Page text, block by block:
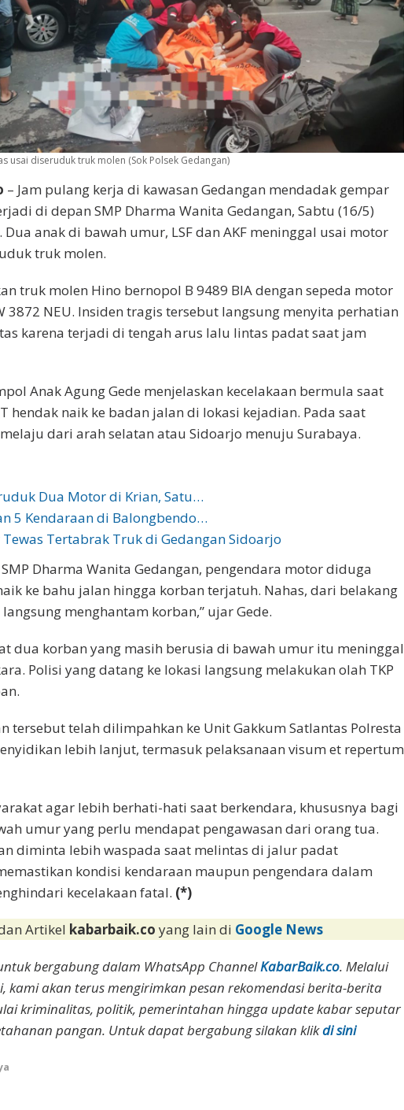
usai diseruduk truk molen (Sok Polsek Gedangan)
– Jam pulang kerja di kawasan Gedangan mendadak gempar
di depan SMP Dharma Wanita Gedangan, Sabtu (16/5)
anak di bawah umur, LSF dan AKF meninggal usai motor
truk molen.
truk molen Hino bernopol B 9489 BIA dengan sepeda motor
3872 NEU. Insiden tragis tersebut langsung menyita perhatian
karena terjadi di tengah arus lalu lintas padat saat jam
Anak Agung Gede menjelaskan kecelakaan bermula saat
hendak naik ke badan jalan di lokasi kejadian. Pada saat
dari arah selatan atau Sidoarjo menuju Surabaya.
Dua Motor di Krian, Satu…
5 Kendaraan di Balongbendo…
Tewas Tertabrak Truk di Gedangan Sidoarjo
Dharma Wanita Gedangan, pengendara motor diduga
ke bahu jalan hingga korban terjatuh. Nahas, dari belakang
menghantam korban,” ujar Gede.
dua korban yang masih berusia di bawah umur itu meninggal
Polisi yang datang ke lokasi langsung melakukan olah TKP
tersebut telah dilimpahkan ke Unit Gakkum Satlantas Polresta
lebih lanjut, termasuk pelaksanaan visum et repertum
agar lebih berhati-hati saat berkendara, khususnya bagi
umur yang perlu mendapat pengawasan dari orang tua.
diminta lebih waspada saat melintas di jalur padat
kondisi kendaraan maupun pengendara dalam
kecelakaan fatal. (*)
Artikel kabarbaik.coyang lain di Google News
bergabung dalam WhatsApp ChannelKabarBaik.co. Melalui
kami akan terus mengirimkan pesan rekomendasi berita-berita
kriminalitas, politik, pemerintahan hingga update kabar seputar
pangan. Untuk dapat bergabung silakan klikdi sini